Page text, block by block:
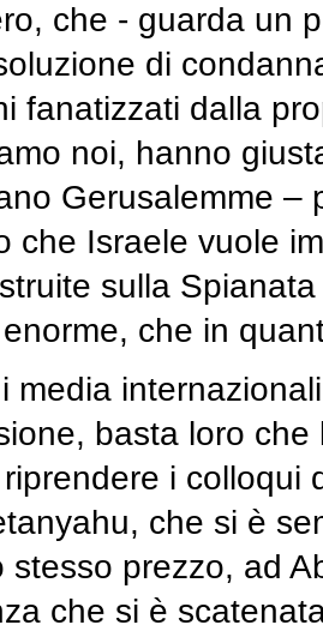
che - guarda un
di
fanatizzati dalla
noi, hanno
Gerusalemme –
che Israele vuole
sulla
che in
media
basta loro
i colloqui
che si è
stesso prezzo, ad
che si è